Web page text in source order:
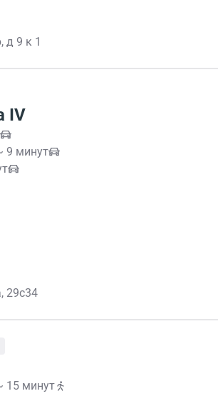
д 9 к 1
IV
9 минут
29с34
15 минут